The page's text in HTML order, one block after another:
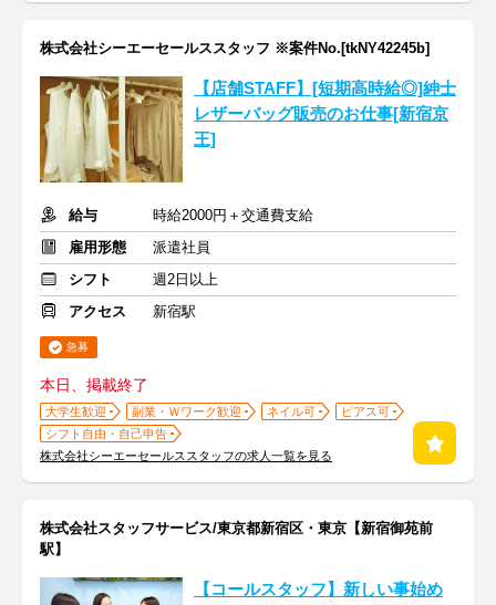
株式会社シーエーセールススタッフ ※案件No.[tkNY42245b]
【店舗STAFF】[短期高時給◎]紳士
レザーバッグ販売のお仕事[新宿京
王]
給与
時給2000円＋交通費支給
雇用形態
派遣社員
シフト
週2日以上
アクセス
新宿駅
急募
本日、掲載終了
大学生歓迎 副業・Ｗワーク歓迎 ネイル可
ピアス可
シフト自由・自己申告
株式会社シーエーセールススタッフの求人一覧を見る
株式会社スタッフサービス/東京都新宿区・東京【新宿御苑前
駅】
【コールスタッフ】新しい事始め